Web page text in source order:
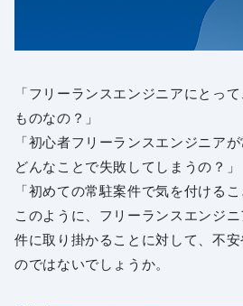
「フリーランスエンジニアにとっ
ものなの？」
「初心者フリーランスエンジニア
どんなことで失敗してしまうの？」
「初めての常駐案件で気を付けるこ
このように、フリーランスエンジ
件に取り掛かることに対して、不
のではないでしょうか。